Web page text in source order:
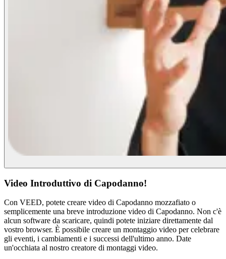
Video Introduttivo di Capodanno!
Con VEED, potete creare video di Capodanno mozzafiato o
semplicemente una breve introduzione video di Capodanno. Non c'è
alcun software da scaricare, quindi potete iniziare direttamente dal
vostro browser. È possibile creare un montaggio video per celebrare
gli eventi, i cambiamenti e i successi dell'ultimo anno. Date
un'occhiata al nostro creatore di montaggi video.